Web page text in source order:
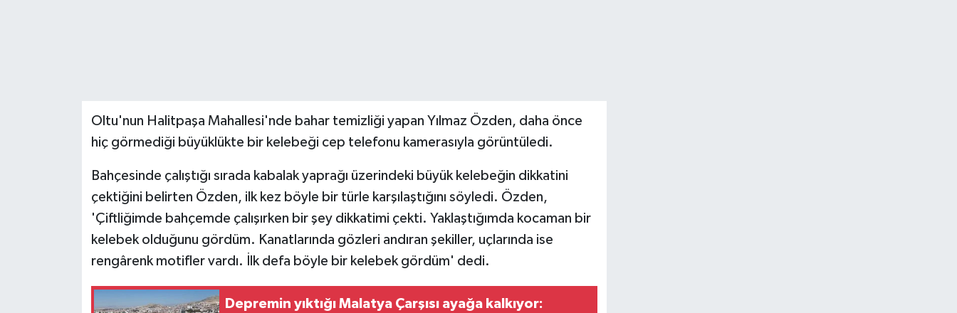
Oltu'nun Halitpaşa Mahallesi'nde bahar temizliği yapan Yılmaz Özden, daha önce
hiç görmediği büyüklükte bir kelebeği cep telefonu kamerasıyla görüntüledi.
Bahçesinde çalıştığı sırada kabalak yaprağı üzerindeki büyük kelebeğin dikkatini
çektiğini belirten Özden, ilk kez böyle bir türle karşılaştığını söyledi. Özden,
'Çiftliğimde bahçemde çalışırken bir şey dikkatimi çekti. Yaklaştığımda kocaman bir
kelebek olduğunu gördüm. Kanatlarında gözleri andıran şekiller, uçlarında ise
rengârenk motifler vardı. İlk defa böyle bir kelebek gördüm' dedi.
Depremin yıktığı Malatya Çarşısı ayağa kalkıyor: